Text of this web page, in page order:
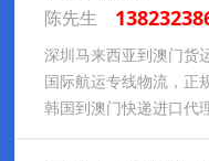
陈先生
深圳马来西亚到澳门货
国际航运专线物流，正
韩国到澳门快递进口代